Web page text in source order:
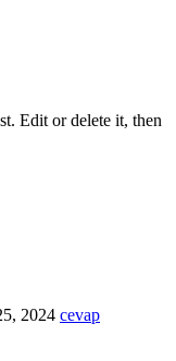
Edit or delete it, then
2024 cevap